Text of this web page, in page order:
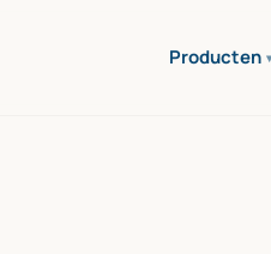
Producten